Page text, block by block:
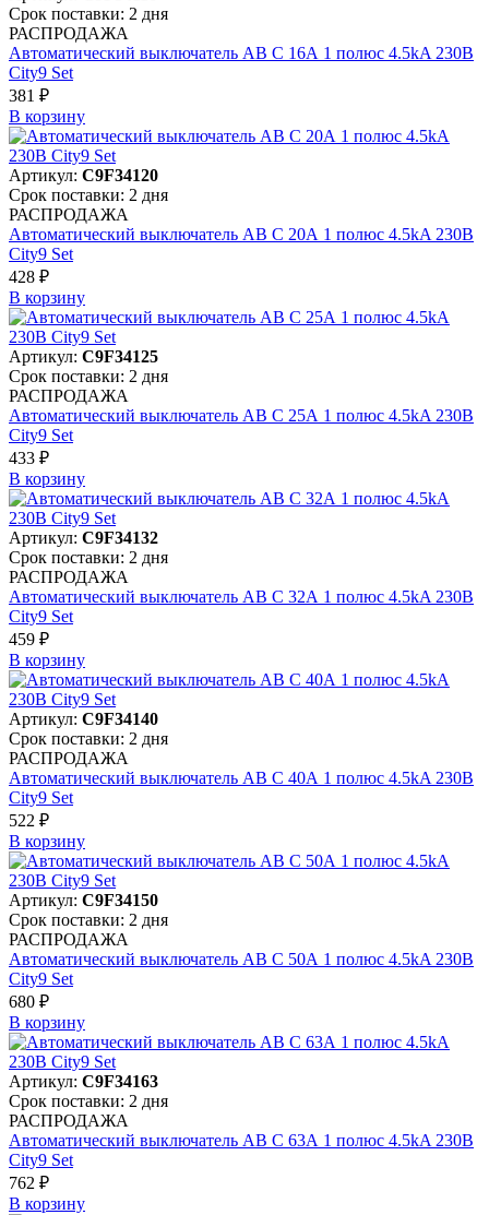
Срок поставки: 2 дня
РАСПРОДАЖА
Автоматический выключатель АВ C 16А 1 полюс 4.5kA 230В
City9 Set
381 ₽
В корзинy
Артикул: C9F34120
Срок поставки: 2 дня
РАСПРОДАЖА
Автоматический выключатель АВ C 20А 1 полюс 4.5kA 230В
City9 Set
428 ₽
В корзинy
Артикул: C9F34125
Срок поставки: 2 дня
РАСПРОДАЖА
Автоматический выключатель АВ C 25А 1 полюс 4.5kA 230В
City9 Set
433 ₽
В корзинy
Артикул: C9F34132
Срок поставки: 2 дня
РАСПРОДАЖА
Автоматический выключатель АВ C 32А 1 полюс 4.5kA 230В
City9 Set
459 ₽
В корзинy
Артикул: C9F34140
Срок поставки: 2 дня
РАСПРОДАЖА
Автоматический выключатель АВ C 40А 1 полюс 4.5kA 230В
City9 Set
522 ₽
В корзинy
Артикул: C9F34150
Срок поставки: 2 дня
РАСПРОДАЖА
Автоматический выключатель АВ C 50А 1 полюс 4.5kA 230В
City9 Set
680 ₽
В корзинy
Артикул: C9F34163
Срок поставки: 2 дня
РАСПРОДАЖА
Автоматический выключатель АВ C 63А 1 полюс 4.5kA 230В
City9 Set
762 ₽
В корзинy